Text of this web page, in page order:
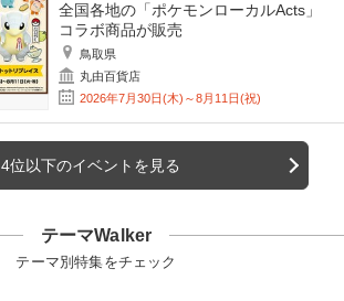
全国各地の「ポケモンローカルActs」
コラボ商品が販売
鳥取県
丸由百貨店
2026年7月30日(木)～8月11日(祝)
4位以下のイベントを見る
テーマWalker
テーマ別特集をチェック